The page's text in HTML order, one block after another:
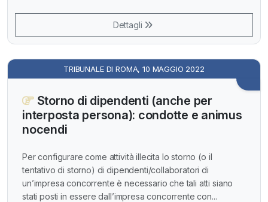
Dettagli
TRIBUNALE DI ROMA, 10 MAGGIO 2022
Storno di dipendenti (anche per
interposta persona): condotte e animus
nocendi
Per configurare come attività illecita lo storno (o il
tentativo di storno) di dipendenti/collaboratori di
un’impresa concorrente è necessario che tali atti siano
stati posti in essere dall’impresa concorrente con...